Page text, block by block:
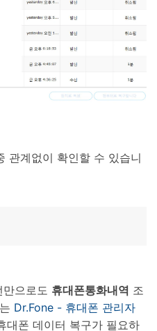
관계없이 확인할 수 있습니
으로도 휴대폰통화내역 조
Dr.Fone - 휴대폰 관리자
대폰 데이터 복구가 필요하